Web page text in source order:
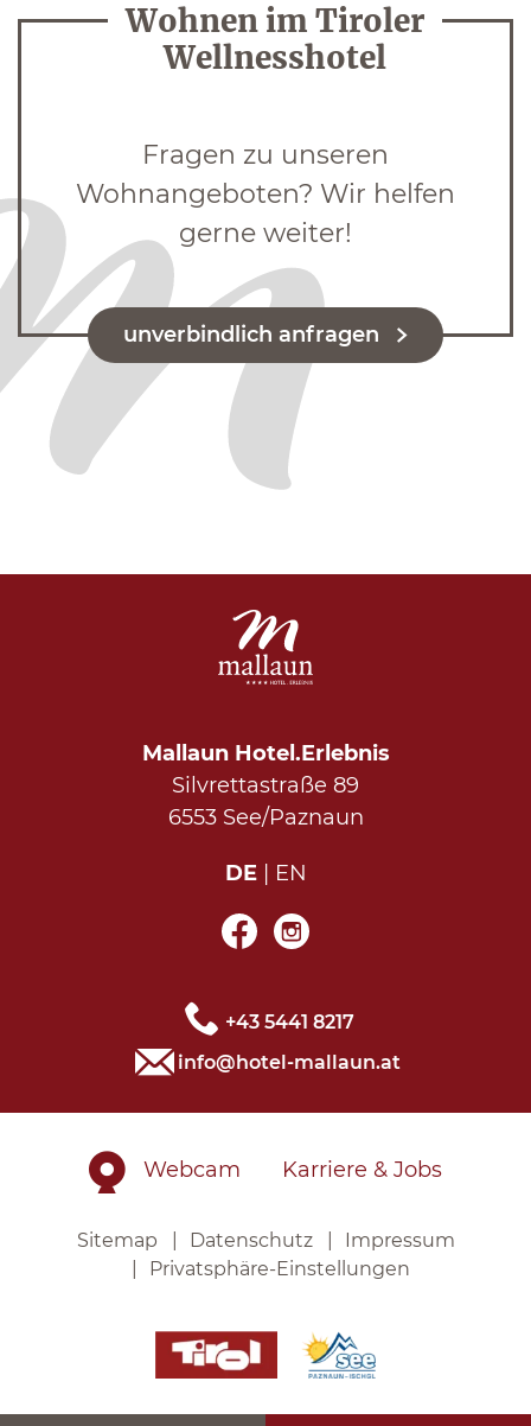
Wohnen im Tiroler
Wellnesshotel
Fragen zu unseren
Wohnangeboten? Wir helfen
gerne weiter!
unverbindlich anfragen
Mallaun Hotel.Erlebnis
Silvrettastraße 89
6553 See/Paznaun
DE EN
+43 5441 8217
info@hotel-mallaun.at
Webcam Karriere & Jobs
Sitemap Datenschutz
Impressum
Privatsphäre-Einstellungen